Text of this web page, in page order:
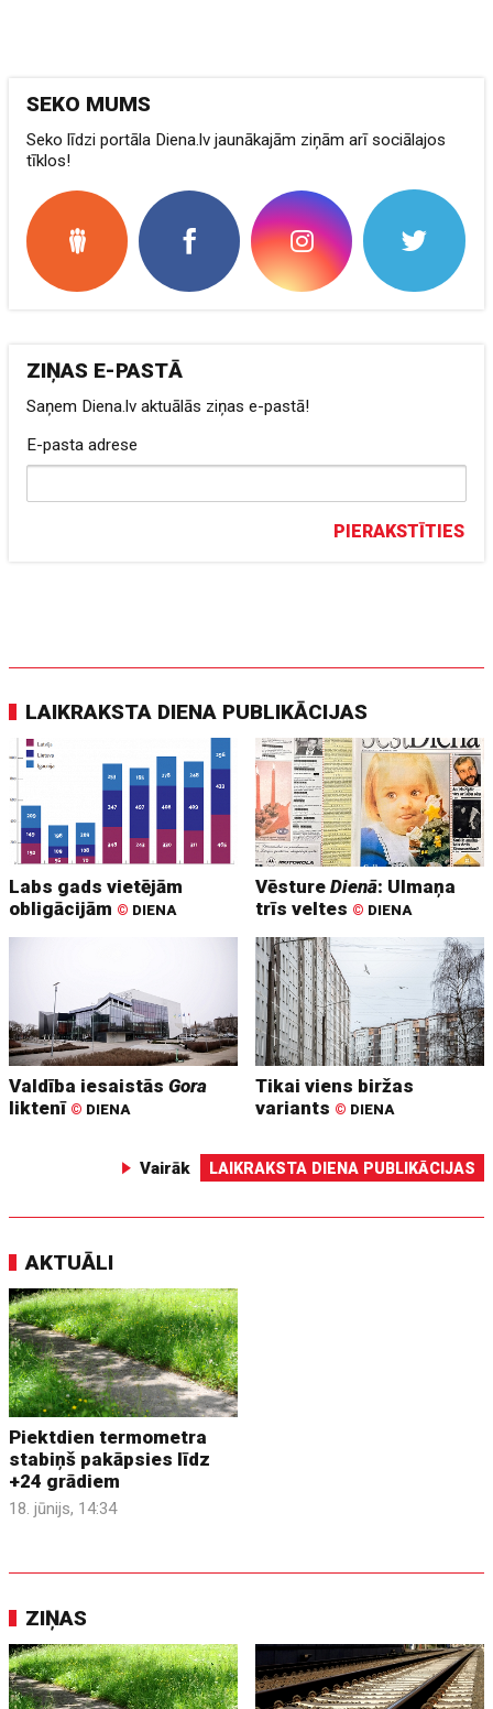
SEKO MUMS
Seko līdzi portāla Diena.lv jaunākajām ziņām arī sociālajos
tīklos!
ZIŅAS E-PASTĀ
Saņem Diena.lv aktuālās ziņas e-pastā!
E-pasta adrese
PIERAKSTĪTIES
LAIKRAKSTA DIENA PUBLIKĀCIJAS
Labs gads vietējām
obligācijām © DIENA
VēstureDienā: Ulmaņa
trīs veltes © DIENA
Valdība iesaistāsGora
liktenī © DIENA
Tikai viens biržas
variants © DIENA
Vairāk LAIKRAKSTA DIENA PUBLIKĀCIJAS
AKTUĀLI
Piektdien termometra
stabiņš pakāpsies līdz
+24 grādiem
18. jūnijs, 14:34
ZIŅAS